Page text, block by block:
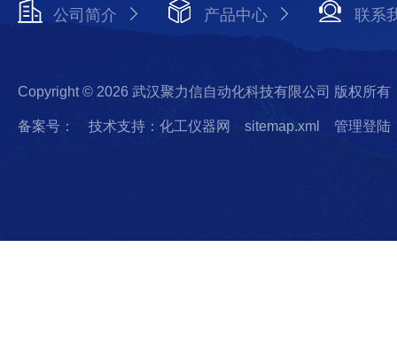
公司简介 产品中心 联系
Copyright © 2026 武汉聚力信自动化科技有限公司 版权所有
备案号： 技术支持：化工仪器网 sitemap.xml 管理登陆